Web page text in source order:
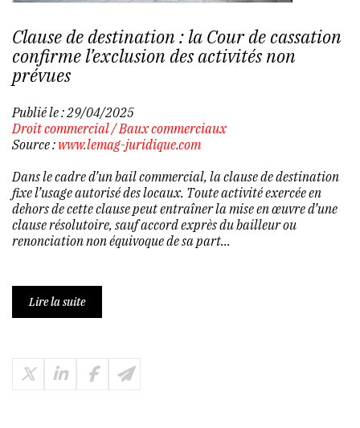
Clause de destination : la Cour de cassation
confirme l’exclusion des activités non
prévues
Publié le :29/04/2025
Droit commercial/Baux commerciaux
Source : www.lemag-juridique.com
Dans le cadre d’un bail commercial, la clause de destination
fixe l’usage autorisé des locaux. Toute activité exercée en
dehors de cette clause peut entraîner la mise en œuvre d’une
clause résolutoire, sauf accord exprès du bailleur ou
renonciation non équivoque de sa part...
Lire la suite